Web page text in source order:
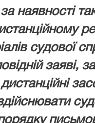
наявності
судової
заяві,
порядку